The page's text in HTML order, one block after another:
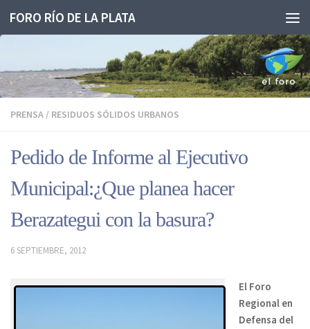
Saltar al contenido
FORO RÍO DE LA PLATA
PRENSA / RESIDUOS SÓLIDOS URBANOS
Pedido de Informe al Ejecutivo
Municipal:¿Que planea hacer
Berazategui con la basura?
6 SEPTIEMBRE, 2012
El Foro
Regional en
Defensa del